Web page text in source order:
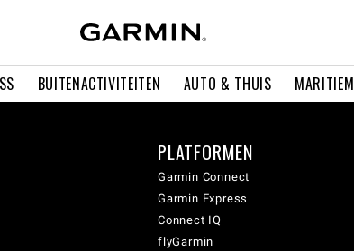
BUITENACTIVITEITEN AUTO & THUIS MARITIEM
PLATFORMEN
Garmin Connect
Garmin Express
Connect IQ
flyGarmin